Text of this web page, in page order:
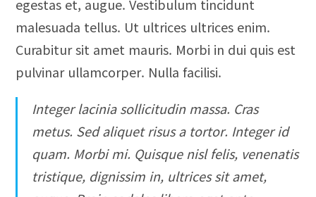
egestas et, augue. Vestibulum tincidunt
malesuada tellus. Ut ultrices ultrices enim.
Curabitur sit amet mauris. Morbi in dui quis est
pulvinar ullamcorper. Nulla facilisi.
Integer lacinia sollicitudin massa. Cras
metus. Sed aliquet risus a tortor. Integer id
quam. Morbi mi. Quisque nisl felis, venenatis
tristique, dignissim in, ultrices sit amet,